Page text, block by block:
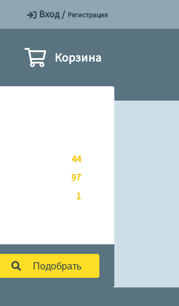
Вход / Регистрация
Корзина
44
97
1
Подобрать